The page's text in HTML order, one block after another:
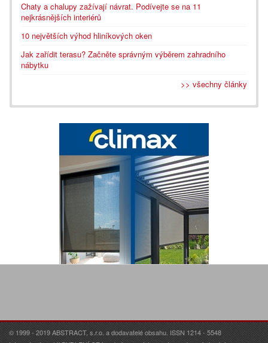
Chaty a chalupy zažívají návrat. Podívejte se na 11
nejkrásnějších interiérů
10 největších výhod hliníkových oken
Jak zařídit terasu? Začněte správným výběrem zahradního
nábytku
>> všechny články
© 1999 - 2019 ABSTRACT, s.r.o. a dodavatelé obsahu. ISSN 1214 - 5548